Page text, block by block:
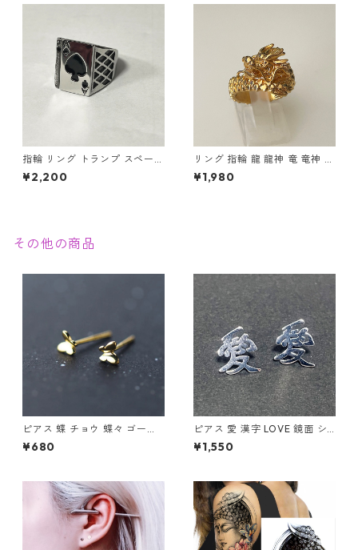
指輪 リング トランプ スペード
エース ステンレス 幸運 勝負運
ラッキーアイテム ギャンブル
¥2,200
リング 指輪 龍 龍神 竜 竜神 金
龍 ゴールド スパイラル メンズ
アクセサリー
¥1,980
その他の商品
ピアス 蝶 チョウ 蝶々 ゴール
ド 小さい シンプル レディース
アクセサリー
¥680
ピアス 愛 漢字 LOVE 鏡面 シ
ルバー ユニセック アクセサリ
ー
¥1,550